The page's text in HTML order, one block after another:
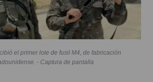
el primer lote de fusil M4, de fabricación
- Captura de pantalla